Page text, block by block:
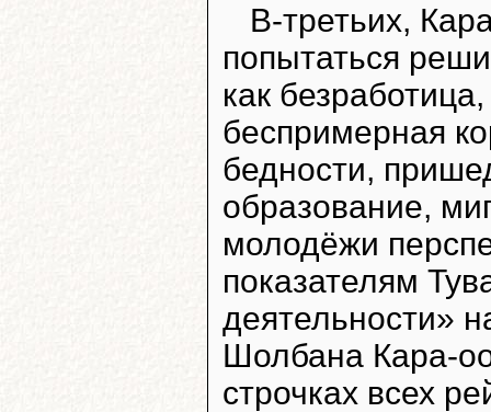
В-третьих,
попытаться
как
беспримерная
бедности,
образование,
молодёжи
показателям
деятельности»
Шолбана Кара-
строчках всех